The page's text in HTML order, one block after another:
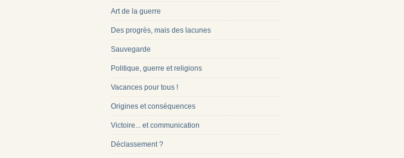
Art de la guerre
Des progrès, mais des lacunes
Sauvegarde
Politique, guerre et religions
Vacances pour tous !
Origines et conséquences
Victoire... et communication
Déclassement ?